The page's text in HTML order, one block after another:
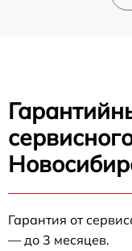
Гарантия от
— до 3 месяцев.